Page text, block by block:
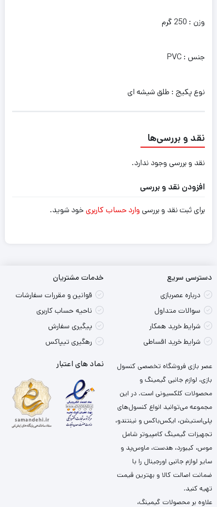
وزن : 250 گرم
جنس : PVC
نوع پکیج : طلق شیشه ای
نقد و بررسی‌ها
نقد و بررسی وجود ندارد.
افزودن نقد و بررسی
برای ثبت نقد و بررسی وارد حساب کاربری خود شوید.
دسترسی سریع
درباره عصربازی
سوالات متداول
شرایط خرید همکار
شرایط خرید اقساطی
خدمات مشتریان
قوانین و مقررات سفارشات
ناحیه حساب کاربری
پیگیری سفارش
رهگیری تیپاکس
عصر بازی فروشگاه تخصصی کنسول
بازی، لوازم جانبی گیمینگ و
محصولات کلکسیونی است. در این
مجموعه می‌توانید انواع کنسول‌های
پلی‌استیشن، ایکس‌باکس و نینتندو،
تجهیزات گیمینگ کامپیوتر شامل
موس، کیبورد، هدست، ماوس‌پد و
سایر لوازم جانبی اورجینال را با
ضمانت اصالت کالا و بهترین قیمت
تهیه کنید.
علاوه بر محصولات گیمینگ،
نماد های اعتبار